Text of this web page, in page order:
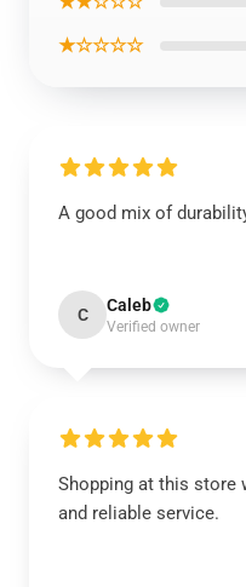
★☆☆☆☆
A good mix of
C Caleb
Verified owner
Shopping at this store
and reliable service.